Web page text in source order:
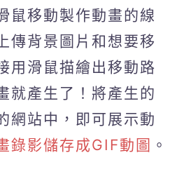
移動製作動畫的線
傳背景圖片和想要移
用滑鼠描繪出移動路
就產生了！將產生的
網站中，即可展示動
錄影儲存成GIF動圖 。